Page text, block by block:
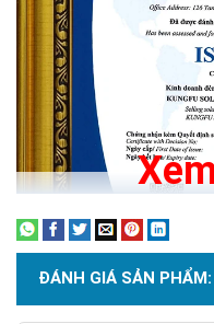
Chuẩn chống nước
Vật liệu
Bảo hành 12
Vì sao nhiều
30W tại Hoàng
Chip LED 5054 –
ổn định
ĐÁNH GIÁ SẢN PHẨM: